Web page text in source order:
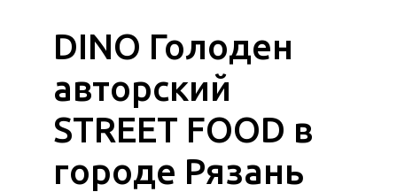
DINO Голоден
авторский
STREET FOOD в
городе Рязань